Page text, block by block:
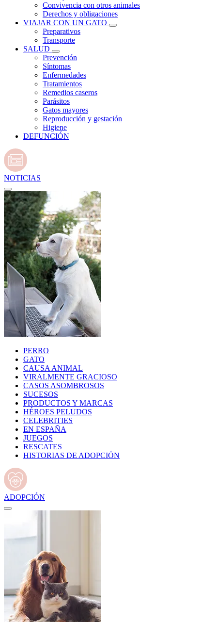
Convivencia con otros animales
Derechos y obligaciones
VIAJAR CON UN GATO
Preparativos
Transporte
SALUD
Prevención
Síntomas
Enfermedades
Tratamientos
Remedios caseros
Parásitos
Gatos mayores
Reproducción y gestación
Higiene
DEFUNCIÓN
NOTICIAS
PERRO
GATO
CAUSA ANIMAL
VIRALMENTE GRACIOSO
CASOS ASOMBROSOS
SUCESOS
PRODUCTOS Y MARCAS
HÉROES PELUDOS
CELEBRITIES
EN ESPAÑA
JUEGOS
RESCATES
HISTORIAS DE ADOPCIÓN
ADOPCIÓN